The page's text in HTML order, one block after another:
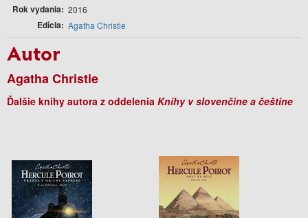
Rok vydania 2016
Edícia Agatha Christie
Autor
Agatha Christie
Ďalšie knihy autora z oddelenia Knihy v slovenčine a češtine